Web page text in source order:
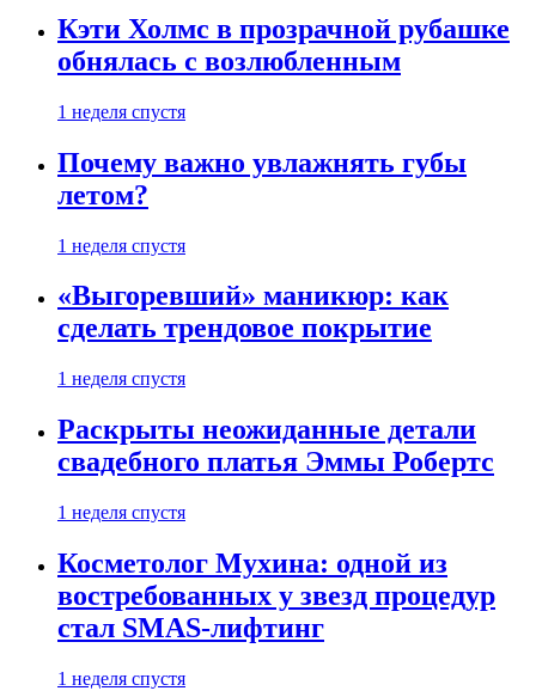
Кэти Холмс в прозрачной рубашке
обнялась с возлюбленным
1 неделя спустя
Почему важно увлажнять губы
летом?
1 неделя спустя
«Выгоревший» маникюр: как
сделать трендовое покрытие
1 неделя спустя
Раскрыты неожиданные детали
свадебного платья Эммы Робертс
1 неделя спустя
Косметолог Мухина: одной из
востребованных у звезд процедур
стал SMAS-лифтинг
1 неделя спустя